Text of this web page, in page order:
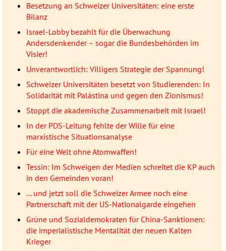
Besetzung an Schweizer Universitäten: eine erste
Bilanz
Israel-Lobby bezahlt für die Überwachung
Andersdenkender – sogar die Bundesbehörden im
Visier!
Unverantwortlich: Villigers Strategie der Spannung!
Schweizer Universitäten besetzt von Studierenden: In
Solidarität mit Palästina und gegen den Zionismus!
Stoppt die akademische Zusammenarbeit mit Israel!
In der PDS-Leitung fehlte der Wille für eine
marxistische Situationsanalyse
Für eine Welt ohne Atomwaffen!
Tessin: Im Schweigen der Medien schreitet die KP auch
in den Gemeinden voran!
... und jetzt soll die Schweizer Armee noch eine
Partnerschaft mit der US-Nationalgarde eingehen
Grüne und Sozialdemokraten für China-Sanktionen:
die imperialistische Mentalität der neuen Kalten
Krieger